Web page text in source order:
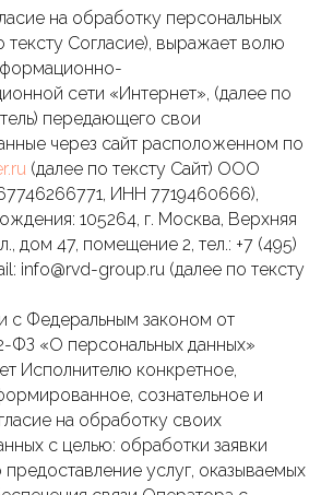
на обработку персональных
тексту Согласие), выражает волю
сети «Интернет», (далее по
передающего свои
через сайт расположенном по
(далее по тексту Сайт) ООО
ИНН 7719460666),
105264, г. Москва, Верхняя
дом 47, помещение 2, тел.: +7 (495)
info@rvd-group.ru (далее по тексту
с Федеральным законом от
ФЗ «О персональных данных»
Исполнителю конкретное,
сознательное и
на обработку своих
с целью: обработки заявки
предоставление услуг, оказываемых